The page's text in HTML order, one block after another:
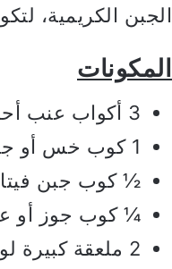
الجبن الكريمية،
المكونات
3 أكواب عنب أحمر طازج (مغسول ومقطع إلى أنصاف)
1 كوب خس أو جرجير طازج
½ كوب جبن
¼ كوب جوز أو
2 ملعقة كبيرة لوز شرائح (اختياري)